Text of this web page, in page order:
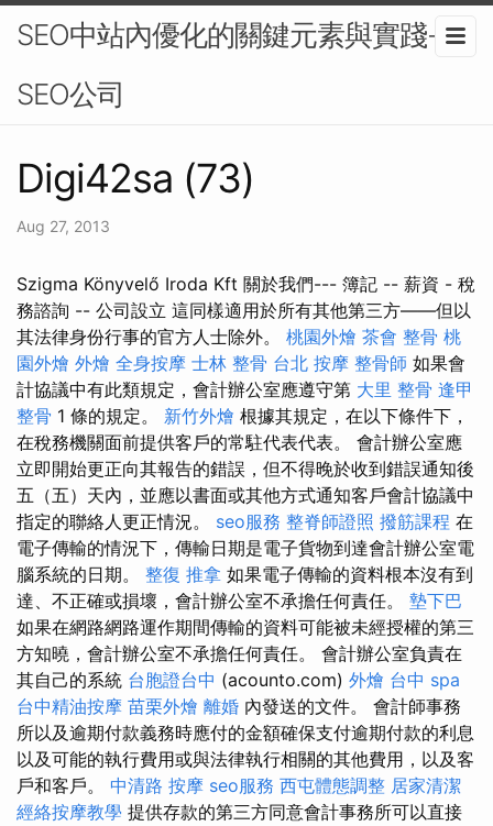
SEO中站內優化的關鍵元素與實踐-
SEO公司
Digi42sa (73)
Aug 27, 2013
Szigma Könyvelő Iroda Kft 關於我們--- 簿記 -- 薪資 - 稅
務諮詢 -- 公司設立 這同樣適用於所有其他第三方——但以
其法律身份行事的官方人士除外。 桃園外燴 茶會 整骨 桃
園外燴 外燴 全身按摩 士林 整骨 台北 按摩 整骨師 如果會
計協議中有此類規定，會計辦公室應遵守第 大里 整骨 逢甲
整骨 1 條的規定。 新竹外燴 根據其規定，在以下條件下，
在稅務機關面前提供客戶的常駐代表代表。 會計辦公室應
立即開始更正向其報告的錯誤，但不得晚於收到錯誤通知後
五（五）天內，並應以書面或其他方式通知客戶會計協議中
指定的聯絡人更正情況。 seo服務 整脊師證照 撥筋課程 在
電子傳輸的情況下，傳輸日期是電子貨物到達會計辦公室電
腦系統的日期。 整復 推拿 如果電子傳輸的資料根本沒有到
達、不正確或損壞，會計辦公室不承擔任何責任。 墊下巴
如果在網路網路運作期間傳輸的資料可能被未經授權的第三
方知曉，會計辦公室不承擔任何責任。 會計辦公室負責在
其自己的系統 台胞證台中 (acounto.com) 外燴 台中 spa
台中精油按摩 苗栗外燴 離婚 內發送的文件。 會計師事務
所以及逾期付款義務時應付的金額確保支付逾期付款的利息
以及可能的執行費用或與法律執行相關的其他費用，以及客
戶和客戶。 中清路 按摩 seo服務 西屯體態調整 居家清潔
經絡按摩教學 提供存款的第三方同意會計事務所可以直接